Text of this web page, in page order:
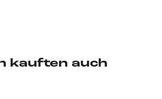
kauften auch